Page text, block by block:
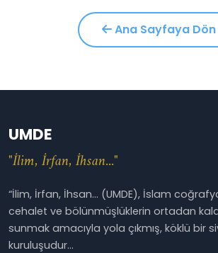
Ana Sayfaya Dön
UMDE
"İlim, İrfan, İhsan..."
“İlim, İrfan, İhsan... (UMDE), İslam
cehalet ve bölünmüşlüklerin ortadan
sunmak amacıyla yola çıkmış, köklü bir
kuruluşudur...